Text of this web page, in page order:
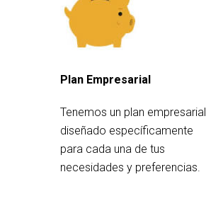
Plan Empresarial
Tenemos un plan empresarial
diseñado específicamente
para cada una de tus
necesidades y preferencias.